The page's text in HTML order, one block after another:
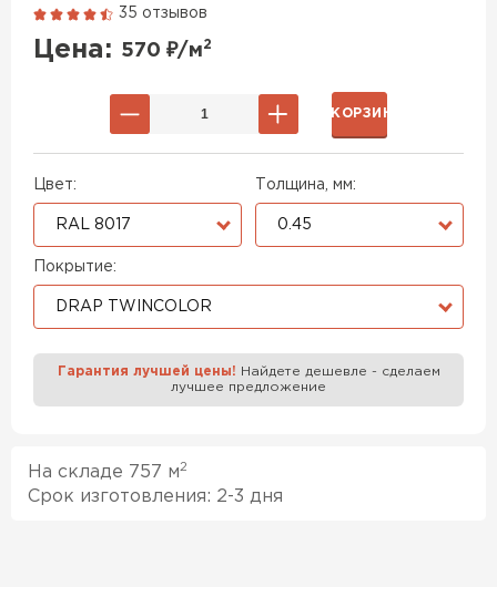
35 отзывов
Цена: 570 ₽/м2
Цвет:
RAL 8017
Толщина, мм:
0.45
Покрытие:
DRAP TWINCOLOR
В КОРЗИНУ
Гарантия лучшей цены! Найдете дешевле - сделаем
лучшее предложение
На складе 757 м2
Срок изготовления: 2-3 дня